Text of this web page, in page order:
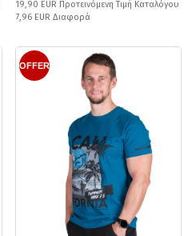
19,90 EUR Προτεινόμενη Τιμή Καταλόγου
7,96 EUR Διαφορά
OFFER